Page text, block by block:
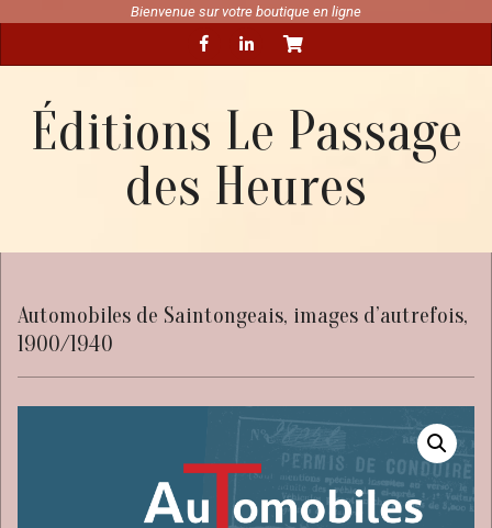
content
Bienvenue sur votre boutique en ligne
Navigation
Éditions Le Passage
des Heures
Automobiles de Saintongeais, images d’autrefois,
1900/1940